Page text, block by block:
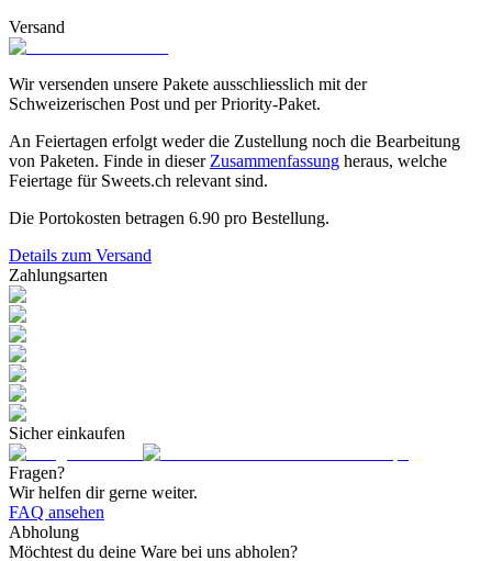
Versand
Wir versenden unsere Pakete ausschliesslich mit der
Schweizerischen Post und per Priority-Paket.
An Feiertagen erfolgt weder die Zustellung noch die Bearbeitung
von Paketen. Finde in dieser Zusammenfassung heraus, welche
Feiertage für Sweets.ch relevant sind.
Die Portokosten betragen 6.90 pro Bestellung.
Details zum Versand
Zahlungsarten
Sicher einkaufen
Fragen?
Wir helfen dir gerne weiter.
FAQ ansehen
Abholung
Möchtest du deine Ware bei uns abholen?